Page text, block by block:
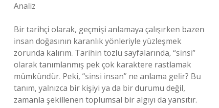
Analiz
Bir tarihçi olarak, geçmişi anlamaya çalışırken bazen
insan doğasının karanlık yönleriyle yüzleşmek
zorunda kalırım. Tarihin tozlu sayfalarında, “sinsi”
olarak tanımlanmış pek çok karaktere rastlamak
mümkündür. Peki, “sinsi insan” ne anlama gelir? Bu
tanım, yalnızca bir kişiyi ya da bir durumu değil,
zamanla şekillenen toplumsal bir algıyı da yansıtır.